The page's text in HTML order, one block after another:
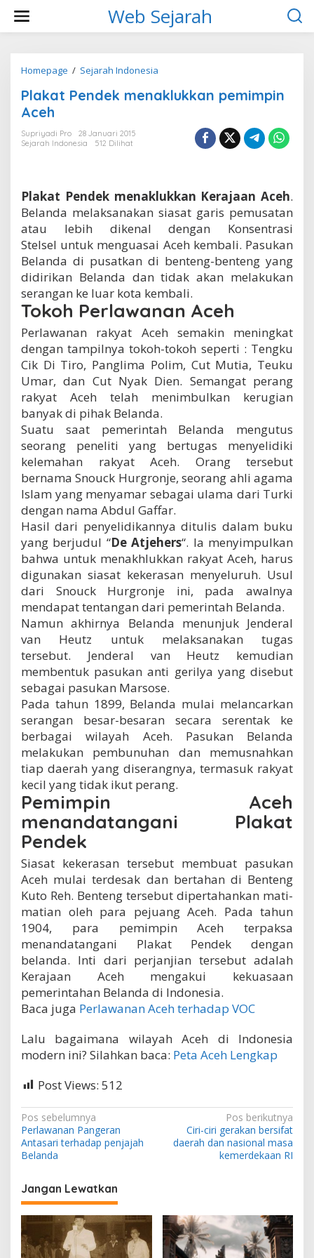
w
Web Sejarah
Homepage / Sejarah Indonesia
a
e
k
n
k
u
k
a
n
p
e
m
i
p
A
c
e
h
Plakat Pendek menaklukkan pemimpin
Aceh
Supriyadi Pro
28 Januari 2015
Sejarah Indonesia
512 Dilihat
Plakat Pendek menaklukkan Kerajaan Aceh.
Belanda melaksanakan siasat garis pemusatan
atau lebih dikenal dengan Konsentrasi
Stelsel untuk menguasai Aceh kembali. Pasukan
Belanda di pusatkan di benteng-benteng yang
didirikan Belanda dan tidak akan melakukan
serangan ke luar kota kembali.
Tokoh Perlawanan Aceh
Perlawanan rakyat Aceh semakin meningkat
dengan tampilnya tokoh-tokoh seperti : Tengku
Cik Di Tiro, Panglima Polim, Cut Mutia, Teuku
Umar, dan Cut Nyak Dien. Semangat perang
rakyat Aceh telah menimbulkan kerugian
banyak di pihak Belanda.
Suatu saat pemerintah Belanda mengutus
seorang peneliti yang bertugas menyelidiki
kelemahan rakyat Aceh. Orang tersebut
bernama Snouck Hurgronje, seorang ahli agama
Islam yang menyamar sebagai ulama dari Turki
dengan nama Abdul Gaffar.
Hasil dari penyelidikannya ditulis dalam buku
yang berjudul “De Atjehers“. Ia menyimpulkan
bahwa untuk menakhlukkan rakyat Aceh, harus
digunakan siasat kekerasan menyeluruh. Usul
dari Snouck Hurgronje ini, pada awalnya
mendapat tentangan dari pemerintah Belanda.
Namun akhirnya Belanda menunjuk Jenderal
van Heutz untuk melaksanakan tugas
tersebut. Jenderal van Heutz kemudian
membentuk pasukan anti gerilya yang disebut
sebagai pasukan Marsose.
Pada tahun 1899, Belanda mulai melancarkan
serangan besar-besaran secara serentak ke
berbagai wilayah Aceh. Pasukan Belanda
melakukan pembunuhan dan memusnahkan
tiap daerah yang diserangnya, termasuk rakyat
kecil yang tidak ikut perang.
Pemimpin Aceh
menandatangani Plakat
Pendek
Siasat kekerasan tersebut membuat pasukan
Aceh mulai terdesak dan bertahan di Benteng
Kuto Reh. Benteng tersebut dipertahankan mati-
matian oleh para pejuang Aceh. Pada tahun
1904, para pemimpin Aceh terpaksa
menandatangani Plakat Pendek dengan
belanda. Inti dari perjanjian tersebut adalah
Kerajaan Aceh mengakui kekuasaan
pemerintahan Belanda di Indonesia.
Baca juga Perlawanan Aceh terhadap VOC
Lalu bagaimana wilayah Aceh di Indonesia
modern ini? Silahkan baca: Peta Aceh Lengkap
Post Views: 512
N
a
v
i
g
a
s
Pos sebelumnya
Perlawanan Pangeran
Antasari terhadap penjajah
Belanda
Pos berikutnya
Ciri-ciri gerakan bersifat
daerah dan nasional masa
kemerdekaan RI
Jangan Lewatkan